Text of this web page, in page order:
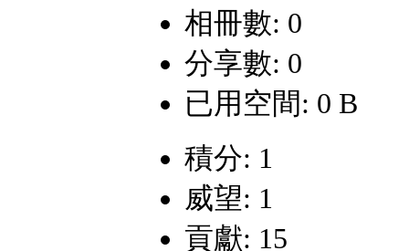
相冊數: 0
分享數: 0
已用空間: 0 B
積分: 1
威望: 1
貢獻: 15